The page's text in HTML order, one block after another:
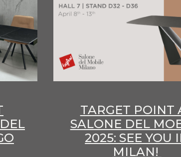
TARGET POINT
SALONE DEL
2025: SEE YOU
MILAN!